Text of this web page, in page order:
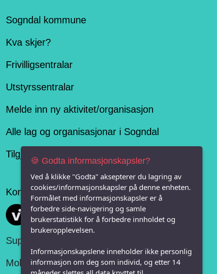
Sogndal kommune
Kva skjer?
Frivilligsentralar
Utstyrssentralar
Melde inn ny aktivitet/organisasjon
Alle lag og organisasjonar i Sogndal
Tilgjengelegheitserklæring
Konseptet er levert av
Vi FRITID
Support:
Mobil:
🍪 Godta informasjonskapsler?
Ved å klikke "Godta" aksepterer du lagring av
cookies/informasjonskapsler på denne enheten.
Formålet med informasjonskapsler er å
forbedre side-navigering og samle
brukerstatistikk for å forbedre innholdet og
brukeropplevelsen.
Informasjonskapslene inneholder ikke personlig
informasjon om deg som individ, og etter 14